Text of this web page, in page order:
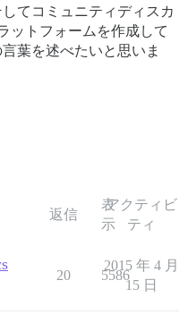
してコミュニティディスカ
ットフォームを作成して
葉を述べたいと思いま
返信
表
示
アクティビ
ティ
20 5586
2015 年 4 月
15 日